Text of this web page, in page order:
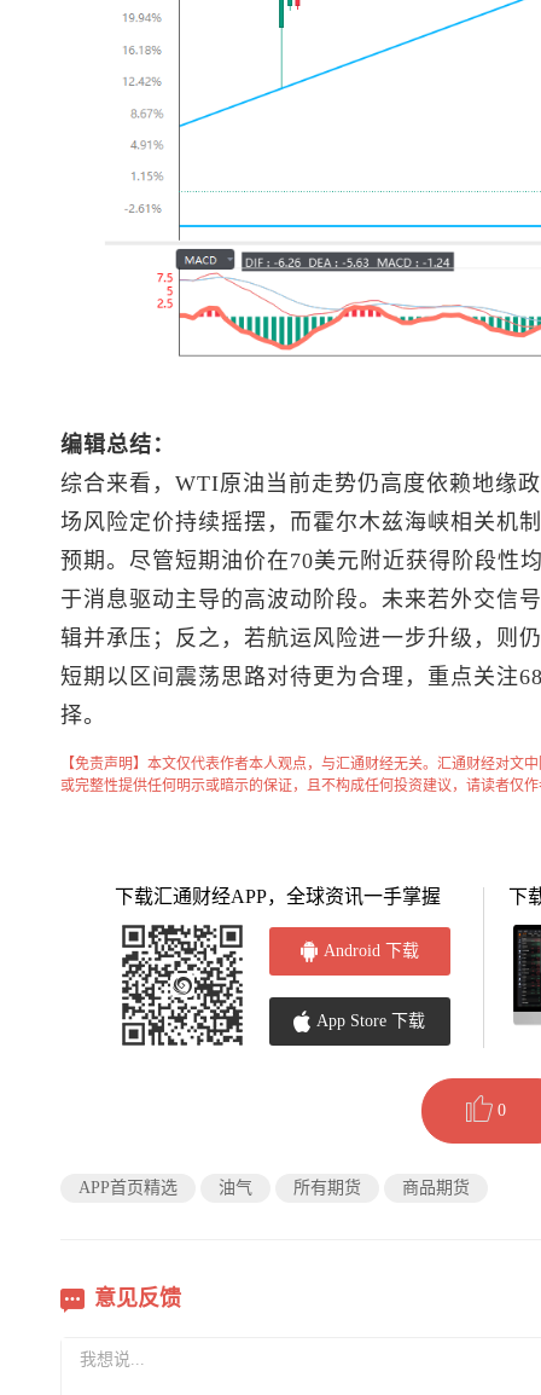
编辑总结：
综合来看，WTI原油当前走势仍高度依赖地缘
场风险定价持续摇摆，而霍尔木兹海峡相关机
预期。尽管短期油价在70美元附近获得阶段性
于消息驱动主导的高波动阶段。未来若外交信
辑并承压；反之，若航运风险进一步升级，则
短期以区间震荡思路对待更为合理，重点关注
择。
【免责声明】本文仅代表作者本人观点，与汇通财经无关。汇通财经对文
或完整性提供任何明示或暗示的保证，且不构成任何投资建议，请读者仅
下载汇通财经APP，全球资讯一手掌握
Android 下载
App Store 下载
下
0
APP首页精选 油气 所有期货 商品期货
意见反馈